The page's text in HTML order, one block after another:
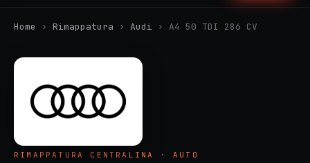
Home › Rimappatura › Audi › A4 50 TDI 286 CV
RIMAPPATURA CENTRALINA · AUTO